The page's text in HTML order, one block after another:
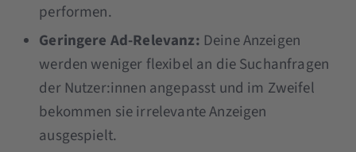
performen.
Geringere Ad-Relevanz: Deine Anzeigen
werden weniger flexibel an die Suchanfragen
der Nutzer:innen angepasst und im Zweifel
bekommen sie irrelevante Anzeigen
ausgespielt.